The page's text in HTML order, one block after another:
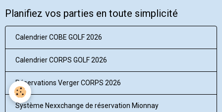
Planifiez vos parties en toute simplicité
Calendrier COBE GOLF 2026
Calendrier CORPS GOLF 2026
Réservations Verger CORPS 2026
Système Nexxchange de réservation Mionnay